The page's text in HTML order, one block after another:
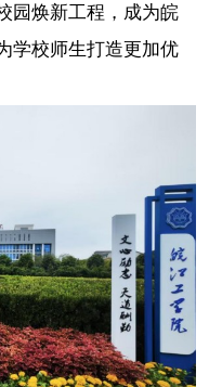
园焕新工程，成为皖
学校师生打造更加优